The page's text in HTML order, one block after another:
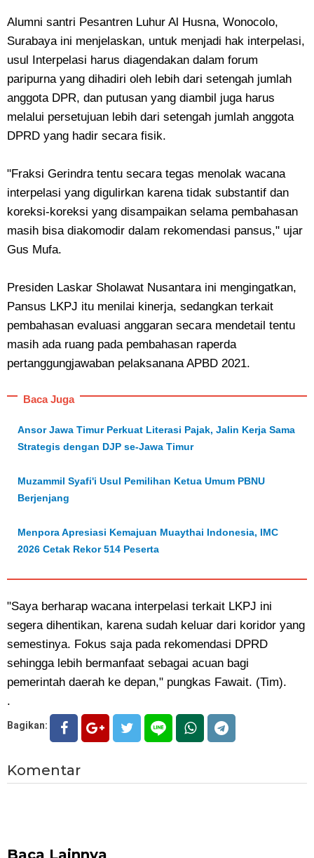
Alumni santri Pesantren Luhur Al Husna, Wonocolo,
Surabaya ini menjelaskan, untuk menjadi hak interpelasi,
usul Interpelasi harus diagendakan dalam forum
paripurna yang dihadiri oleh lebih dari setengah jumlah
anggota DPR, dan putusan yang diambil juga harus
melalui persetujuan lebih dari setengah jumlah anggota
DPRD yang hadir secara fisik.
"Fraksi Gerindra tentu secara tegas menolak wacana
interpelasi yang digulirkan karena tidak substantif dan
koreksi-koreksi yang disampaikan selama pembahasan
masih bisa diakomodir dalam rekomendasi pansus," ujar
Gus Mufa.
Presiden Laskar Sholawat Nusantara ini mengingatkan,
Pansus LKPJ itu menilai kinerja, sedangkan terkait
pembahasan evaluasi anggaran secara mendetail tentu
masih ada ruang pada pembahasan raperda
pertanggungjawaban pelaksanana APBD 2021.
Baca Juga
Ansor Jawa Timur Perkuat Literasi Pajak, Jalin Kerja Sama
Strategis dengan DJP se-Jawa Timur
Muzammil Syafi'i Usul Pemilihan Ketua Umum PBNU
Berjenjang
Menpora Apresiasi Kemajuan Muaythai Indonesia, IMC
2026 Cetak Rekor 514 Peserta
"Saya berharap wacana interpelasi terkait LKPJ ini
segera dihentikan, karena sudah keluar dari koridor yang
semestinya. Fokus saja pada rekomendasi DPRD
sehingga lebih bermanfaat sebagai acuan bagi
pemerintah daerah ke depan," pungkas Fawait. (Tim).
.
Bagikan:
Komentar
Baca Lainnya